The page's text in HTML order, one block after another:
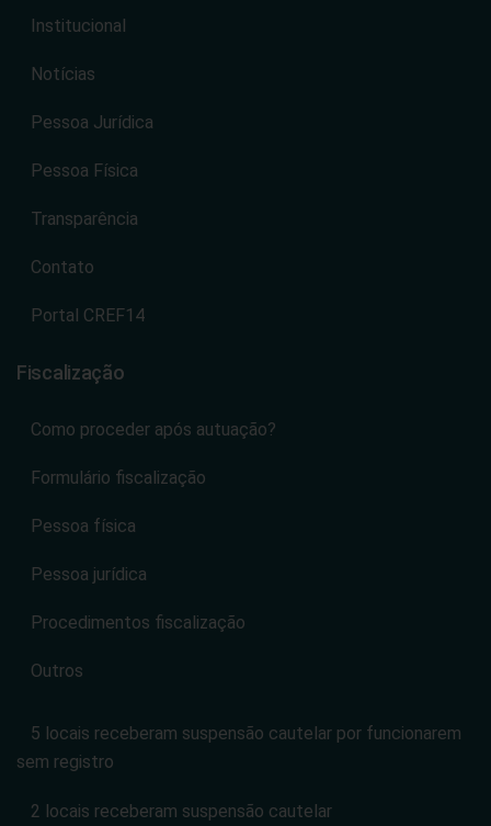
Institucional
Notícias
Pessoa Jurídica
Pessoa Física
Transparência
Contato
Portal CREF14
Fiscalização
Como proceder após autuação?
Formulário fiscalização
Pessoa física
Pessoa jurídica
Procedimentos fiscalização
Outros
5 locais receberam suspensão cautelar por funcionarem
sem registro
2 locais receberam suspensão cautelar